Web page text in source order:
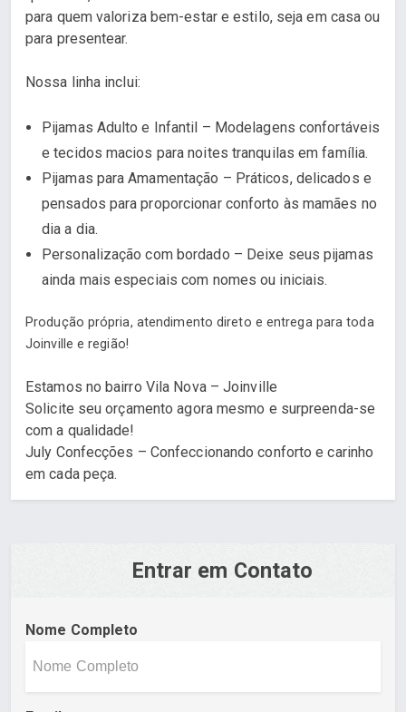
para quem valoriza bem-estar e estilo, seja em casa ou
para presentear.
Nossa linha inclui:
Pijamas Adulto e Infantil – Modelagens confortáveis
e tecidos macios para noites tranquilas em família.
Pijamas para Amamentação – Práticos, delicados e
pensados para proporcionar conforto às mamães no
dia a dia.
Personalização com bordado – Deixe seus pijamas
ainda mais especiais com nomes ou iniciais.
Produção própria, atendimento direto e entrega para toda
Joinville e região!
Estamos no bairro Vila Nova – Joinville
Solicite seu orçamento agora mesmo e surpreenda-se
com a qualidade!
July Confecções – Confeccionando conforto e carinho
em cada peça.
Entrar em Contato
Nome Completo